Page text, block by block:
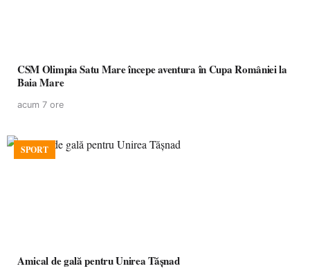
CSM Olimpia Satu Mare începe aventura în Cupa României la
Baia Mare
acum 7 ore
SPORT
Amical de gală pentru Unirea Tășnad